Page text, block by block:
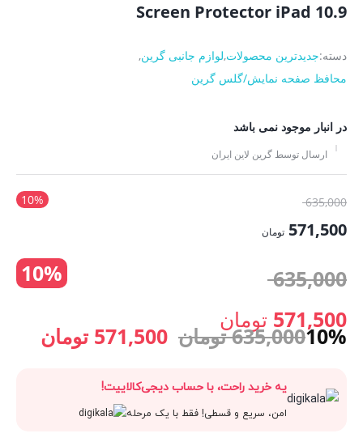
Screen Protector iPad 10.9
دسته:جدیدترین محصولات,لوازم جانبی گرین,
محافظ صفحه نمایش/گلس گرین
در انبار موجود نمی باشد
ارسال توسط گرین لاین ایران
10% 635,000قیمت
اصلی:
بود.
571,500 تومان
فعلی:
10% 635,000
اصلی:
بود.
571,500 تومان
فعلی:
10%
635,000 تومان قیمت
اصلی:
635,000 تومان
571,500 تومان
یه خرید راحت، با حساب دیجی‌کالاییت!
امن، سریع و قسطی! فقط با یک مرحله